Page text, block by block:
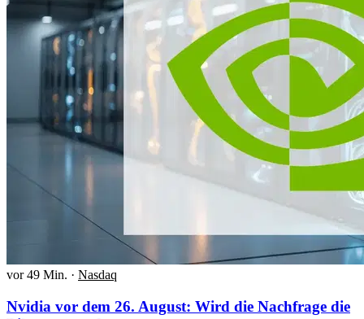
vor 49 Min. · Nasdaq
Nvidia vor dem 26. August: Wird die Nachfrage die